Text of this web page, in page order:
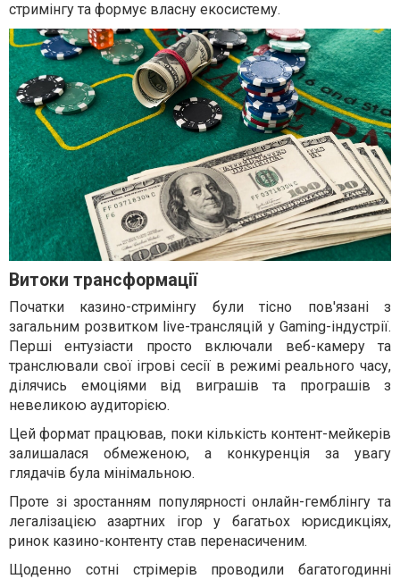
стримінгу та формує власну екосистему.
Витоки трансформації
Початки казино-стримінгу були тісно пов'язані з
загальним розвитком live-трансляцій у Gaming-індустрії.
Перші ентузіасти просто включали веб-камеру та
транслювали свої ігрові сесії в режимі реального часу,
ділячись емоціями від виграшів та програшів з
невеликою аудиторією.
Цей формат працював, поки кількість контент-мейкерів
залишалася обмеженою, а конкуренція за увагу
глядачів була мінімальною.
Проте зі зростанням популярності онлайн-гемблінгу та
легалізацією азартних ігор у багатьох юрисдикціях,
ринок казино-контенту став перенасиченим.
Щоденно сотні стрімерів проводили багатогодинні